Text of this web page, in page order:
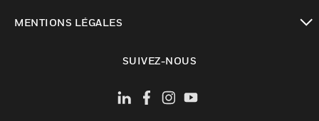
MENTIONS LÉGALES
SUIVEZ-NOUS